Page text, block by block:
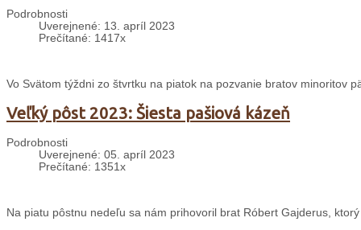
Podrobnosti
Uverejnené: 13. apríl 2023
Prečítané: 1417x
Vo Svätom týždni zo štvrtku na piatok na pozvanie bratov minoritov
Veľký pôst 2023: Šiesta pašiová kázeň
Podrobnosti
Uverejnené: 05. apríl 2023
Prečítané: 1351x
Na piatu pôstnu nedeľu sa nám prihovoril brat Róbert Gajderus,